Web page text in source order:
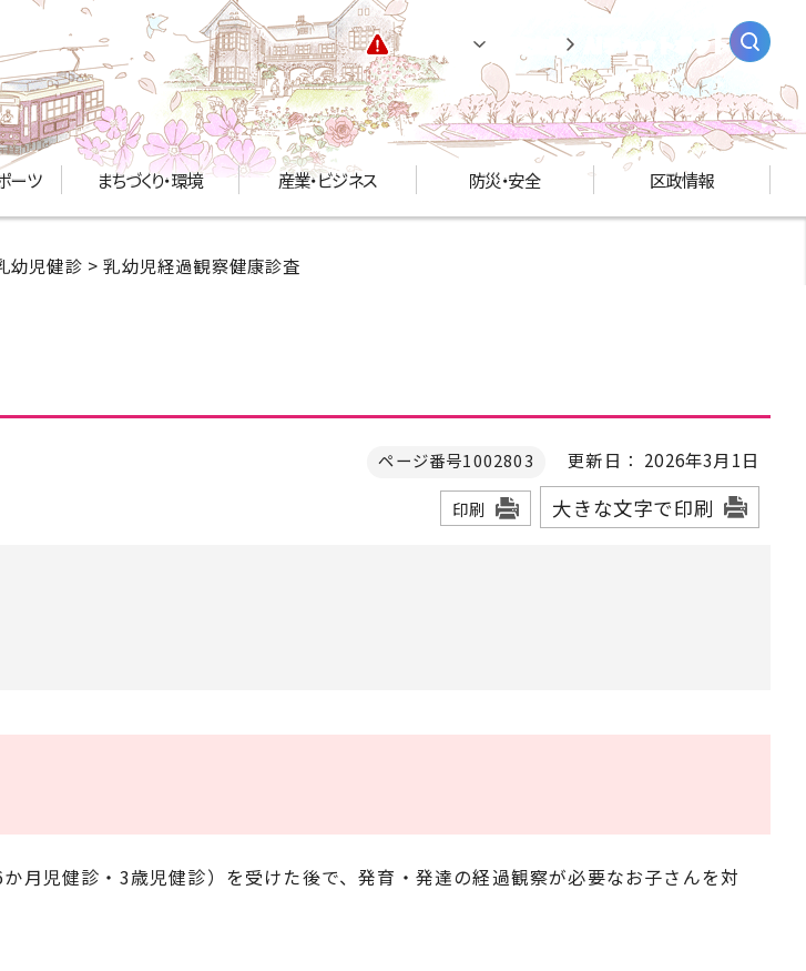
緊急情報 AIチャットボット
ーツ まちづくり・環境 産業・ビジネス 防災・安全 区政情報
幼児健診 > 乳幼児経過観察健康診査
ページ番号1002803 更新日： 2026年3月1日
印刷 大きな文字で印刷
児健診・3歳児健診）を受けた後で、発育・発達の経過観察が必要なお子さんを対